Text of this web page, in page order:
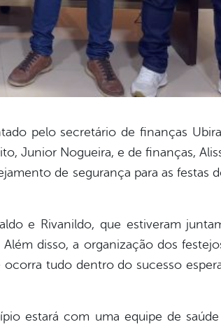
pelo secretário de finanças
Junior Nogueira, e de finanças,
de segurança para as festas
e Rivanildo, que estiveram
disso, a organização dos
tudo dentro do sucesso
estará com uma equipe de